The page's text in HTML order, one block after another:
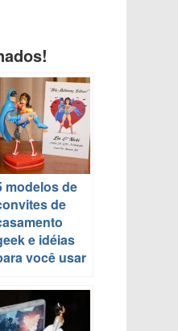
modelos de
de
e idéias
você usar